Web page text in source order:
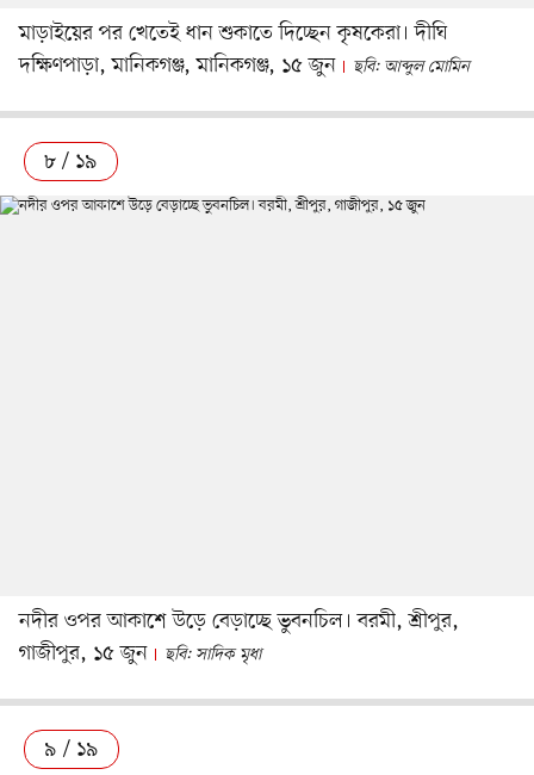
মাড়াইয়ের পর খেতেই ধান শুকাতে দিচ্ছেন কৃষকেরা। দীঘি
দক্ষিণপাড়া, মানিকগঞ্জ, মানিকগঞ্জ, ১৫ জুন
ছবি: আব্দুল মোমিন
৮ / ১৯
নদীর ওপর আকাশে উড়ে বেড়াচ্ছে ভুবনচিল। বরমী, শ্রীপুর,
গাজীপুর, ১৫ জুন
ছবি: সাদিক মৃধা
৯ / ১৯